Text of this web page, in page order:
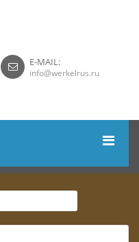
E-MAIL:
info@werkelrus.ru